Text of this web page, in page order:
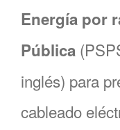
Energía por
Pública
inglés) para
cableado